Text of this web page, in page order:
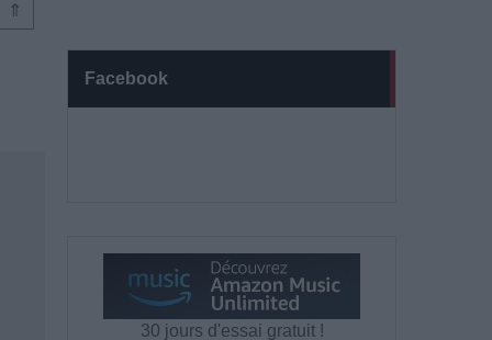
Facebook
30 jours d'essai gratuit !
⇑